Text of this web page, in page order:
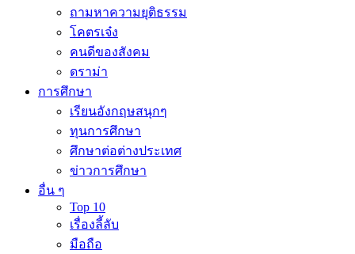
ถามหาความยุติธรรม
โคตรเจ๋ง
คนดีของสังคม
ดราม่า
การศึกษา
เรียนอังกฤษสนุกๆ
ทุนการศึกษา
ศึกษาต่อต่างประเทศ
ข่าวการศึกษา
อื่น ๆ
Top 10
เรื่องลี้ลับ
มือถือ